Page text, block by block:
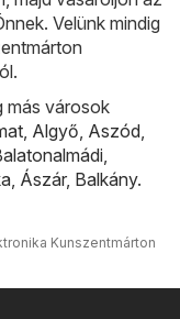
Velünk mindig
más városok
Algyő Aszód
Ászár, Balkány.
Kunszentmárton